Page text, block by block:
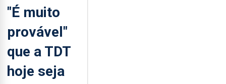
"É muito
provável"
que a TDT
hoje seja